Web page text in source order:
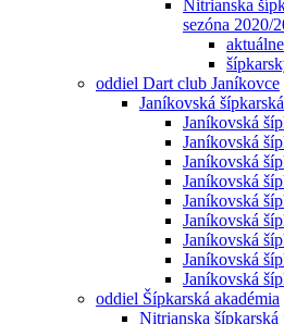
Nitrianska
sezóna 2020/
oddiel Dart club Janíkovce
Janíkovská
Janíkovská
Janíkovská
Janíkovská
Janíkovská
Janíkovská
Janíkovská
Janíkovská
Janíkovská
Janíkovská
oddiel Šípkarská akadémia
Nitrianska šípkarská